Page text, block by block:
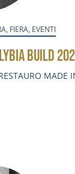
, FIERA, EVENTI
BUILD
MADE